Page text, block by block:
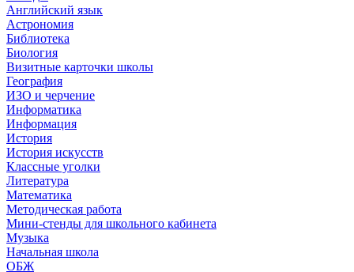
Английский язык
Астрономия
Библиотека
Биология
Визитные карточки школы
География
ИЗО и черчение
Информатика
Информация
История
История искусств
Классные уголки
Литература
Математика
Методическая работа
Мини-стенды для школьного кабинета
Музыка
Начальная школа
ОБЖ